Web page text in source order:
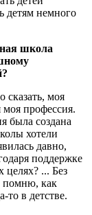
детям немного
школа
сказать, моя
профессия.
была создана
хотели
давно,
поддержке
... Без
помню, как
то в детстве.